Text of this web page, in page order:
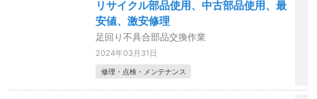
リサイクル部品使用、中古部品使用、最
安値、激安修理
足回り不具合部品交換作業
2024年03月31日
修理・点検・メンテナンス